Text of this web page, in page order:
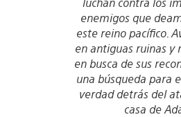
enemigos que
este reino pacífico.
en antiguas ruinas y
en busca de sus
una búsqueda para
verdad detrás del
casa de